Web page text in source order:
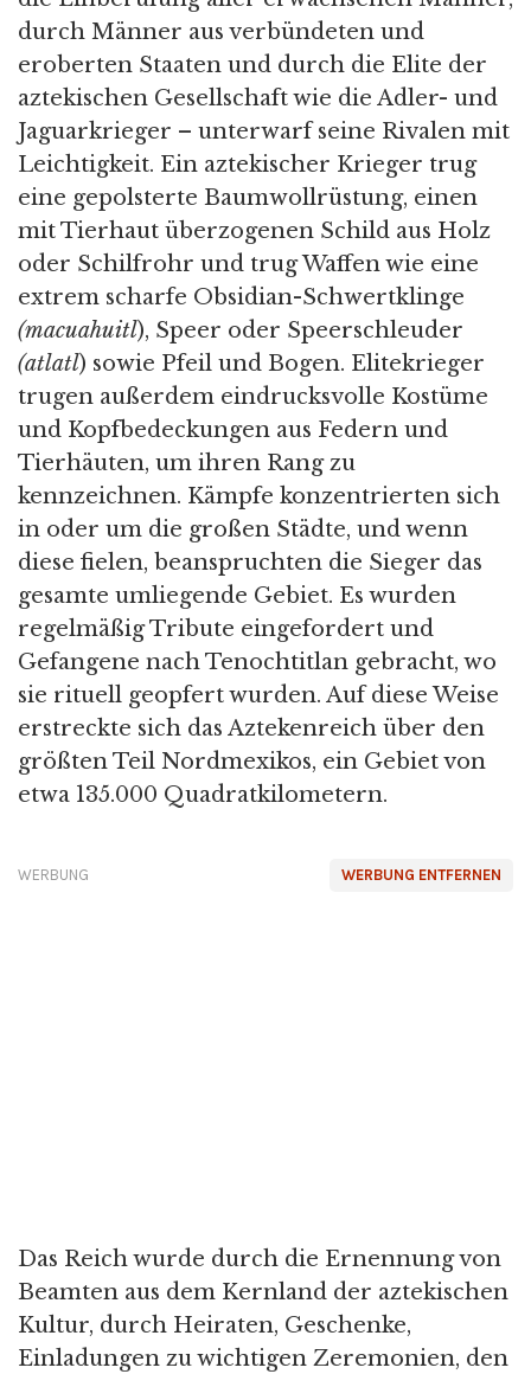
durch Männer aus verbündeten und
eroberten Staaten und durch die Elite der
aztekischen Gesellschaft wie die Adler- und
Jaguarkrieger – unterwarf seine Rivalen mit
Leichtigkeit. Ein aztekischer Krieger trug
eine gepolsterte Baumwollrüstung, einen
mit Tierhaut überzogenen Schild aus Holz
oder Schilfrohr und trug Waffen wie eine
extrem scharfe Obsidian-Schwertklinge
(macuahuitl), Speer oder Speerschleuder
(atlatl) sowie Pfeil und Bogen. Elitekrieger
trugen außerdem eindrucksvolle Kostüme
und Kopfbedeckungen aus Federn und
Tierhäuten, um ihren Rang zu
kennzeichnen. Kämpfe konzentrierten sich
in oder um die großen Städte, und wenn
diese fielen, beanspruchten die Sieger das
gesamte umliegende Gebiet. Es wurden
regelmäßig Tribute eingefordert und
Gefangene nach Tenochtitlan gebracht, wo
sie rituell geopfert wurden. Auf diese Weise
erstreckte sich das Aztekenreich über den
größten Teil Nordmexikos, ein Gebiet von
etwa 135.000 Quadratkilometern.
WERBUNG ENTFERNEN
WERBUNG
Das Reich wurde durch die Ernennung von
Beamten aus dem Kernland der aztekischen
Kultur, durch Heiraten, Geschenke,
Einladungen zu wichtigen Zeremonien, den